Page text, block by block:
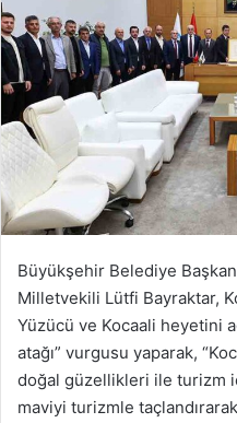
Büyükşehir Belediye
Milletvekili Lütfi Bayraktar,
Yüzücü ve Kocaali heyetini
atağı” vurgusu yaparak,
doğal güzellikleri ile turizm
maviyi turizmle